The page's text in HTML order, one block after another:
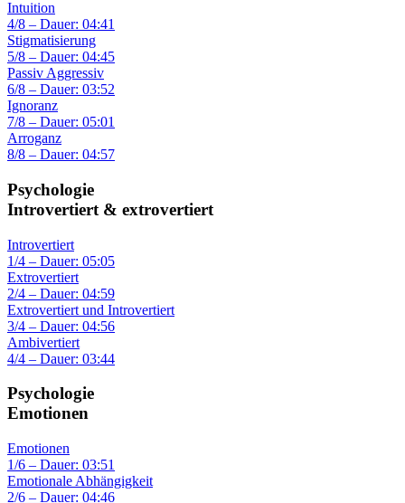
Intuition
4/8 – Dauer: 04:41
Stigmatisierung
5/8 – Dauer: 04:45
Passiv Aggressiv
6/8 – Dauer: 03:52
Ignoranz
7/8 – Dauer: 05:01
Arroganz
8/8 – Dauer: 04:57
Psychologie
Introvertiert & extrovertiert
Introvertiert
1/4 – Dauer: 05:05
Extrovertiert
2/4 – Dauer: 04:59
Extrovertiert und Introvertiert
3/4 – Dauer: 04:56
Ambivertiert
4/4 – Dauer: 03:44
Psychologie
Emotionen
Emotionen
1/6 – Dauer: 03:51
Emotionale Abhängigkeit
2/6 – Dauer: 04:46